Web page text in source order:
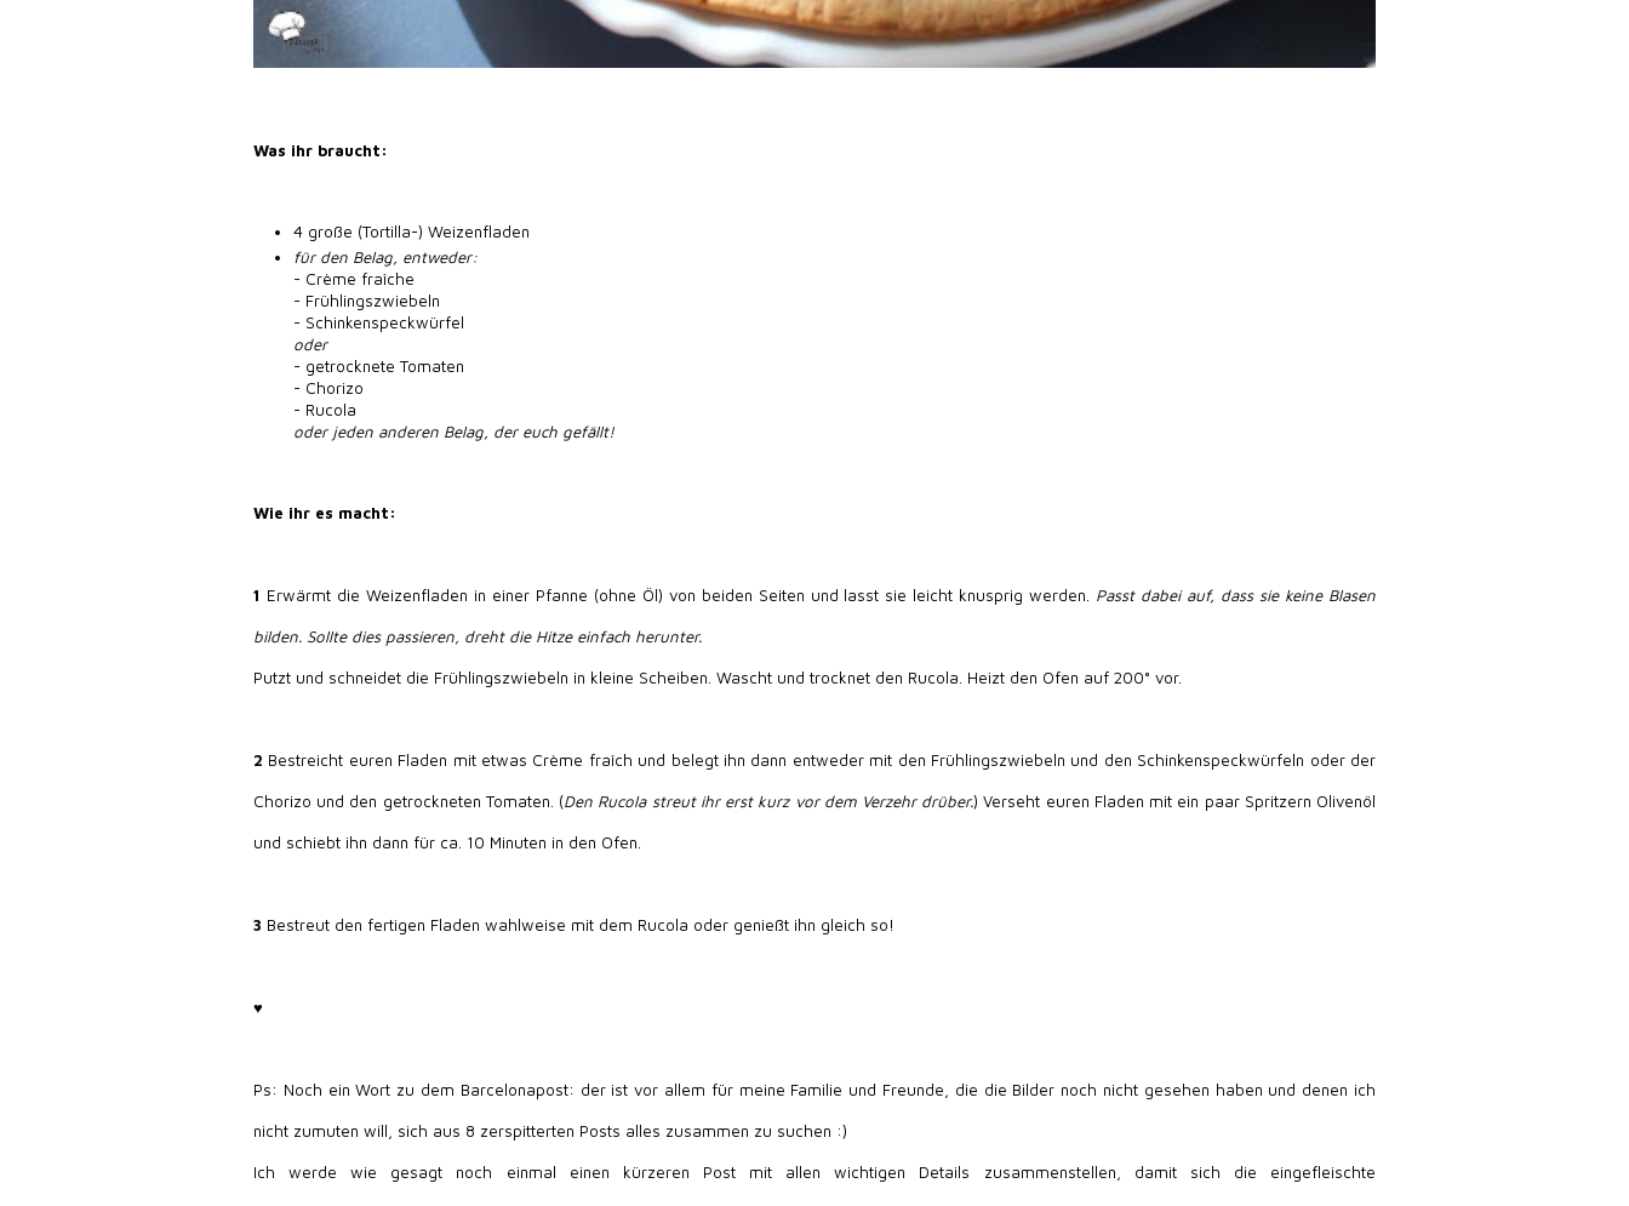
Was ihr braucht:
4 große (Tortilla-) Weizenfladen
für den Belag, entweder:
- Crème fraîche
- Frühlingszwiebeln
- Schinkenspeckwürfel
oder
- getrocknete Tomaten
- Chorizo
- Rucola
oder jeden anderen Belag, der euch gefällt!
Wie ihr es macht:
1 Erwärmt die Weizenfladen in einer Pfanne (ohne Öl) von beiden Seiten und lasst sie leicht knusprig werden. Passt dabei auf, dass sie keine Blasen
bilden. Sollte dies passieren, dreht die Hitze einfach herunter.
Putzt und schneidet die Frühlingszwiebeln in kleine Scheiben. Wascht und trocknet den Rucola. Heizt den Ofen auf 200° vor.
2 Bestreicht euren Fladen mit etwas Crème fraîch und belegt ihn dann entweder mit den Frühlingszwiebeln und den Schinkenspeckwürfeln oder der
Chorizo und den getrockneten Tomaten. (Den Rucola streut ihr erst kurz vor dem Verzehr drüber.) Verseht euren Fladen mit ein paar Spritzern Olivenöl
und schiebt ihn dann für ca. 10 Minuten in den Ofen.
3 Bestreut den fertigen Fladen wahlweise mit dem Rucola oder genießt ihn gleich so!
♥
Ps: Noch ein Wort zu dem Barcelonapost: der ist vor allem für meine Familie und Freunde, die die Bilder noch nicht gesehen haben und denen ich
nicht zumuten will, sich aus 8 zerspitterten Posts alles zusammen zu suchen :)
Ich werde wie gesagt noch einmal einen kürzeren Post mit allen wichtigen Details zusammenstellen, damit sich die eingefleischte